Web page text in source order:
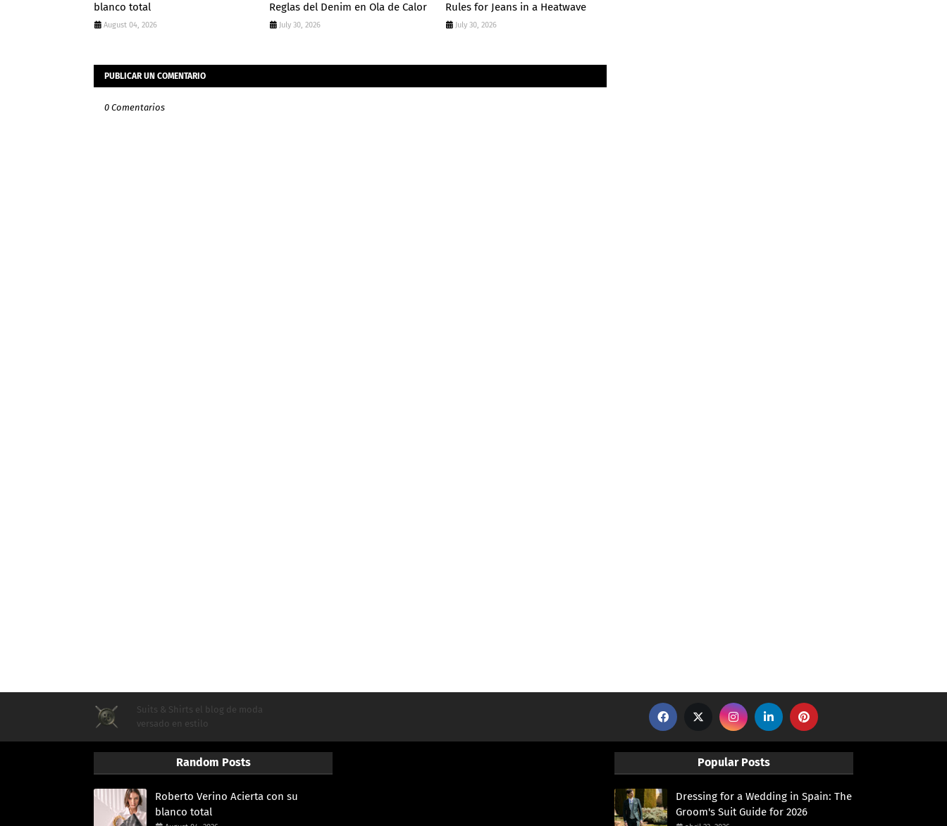
blanco total
August 04, 2026
Reglas del Denim en Ola de Calor
July 30, 2026
Rules for Jeans in a Heatwave
July 30, 2026
PUBLICAR UN COMENTARIO
0 Comentarios
Suits & Shirts el blog de moda
versado en estilo
Random Posts
Roberto Verino Acierta con su
blanco total
Popular Posts
Dressing for a Wedding in Spain: The
Groom's Suit Guide for 2026